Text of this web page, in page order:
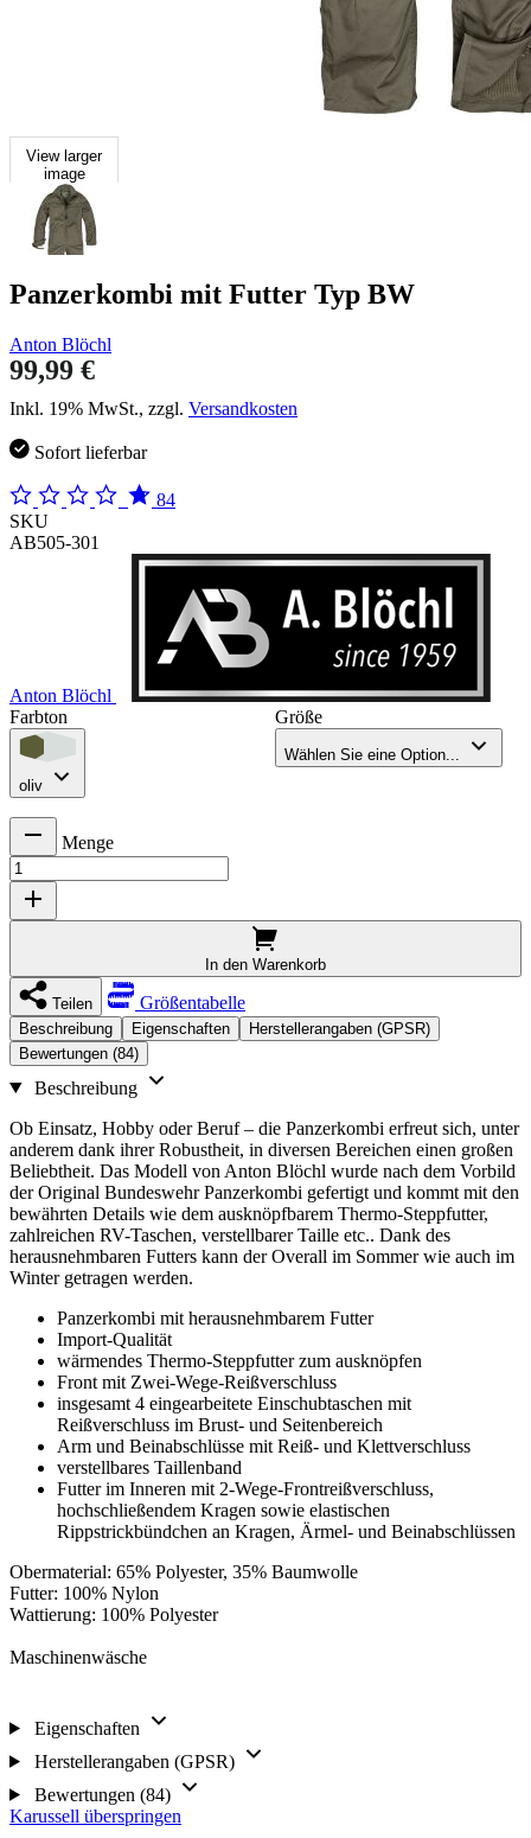
View larger
image
Panzerkombi mit Futter Typ BW
Anton Blöchl
99,99 €
Inkl. 19% MwSt., zzgl. Versandkosten
Sofort lieferbar
84
SKU
AB505-301
Anton Blöchl
Farbton
oliv
Größe
Wählen Sie eine Option...
Menge
In den Warenkorb
Teilen Größentabelle
Beschreibung Eigenschaften
Herstellerangaben (GPSR)
Bewertungen (84)
Beschreibung
Ob Einsatz, Hobby oder Beruf – die Panzerkombi erfreut sich, unter
anderem dank ihrer Robustheit, in diversen Bereichen einen großen
Beliebtheit. Das Modell von Anton Blöchl wurde nach dem Vorbild
der Original Bundeswehr Panzerkombi gefertigt und kommt mit den
bewährten Details wie dem ausknöpfbarem Thermo-Steppfutter,
zahlreichen RV-Taschen, verstellbarer Taille etc.. Dank des
herausnehmbaren Futters kann der Overall im Sommer wie auch im
Winter getragen werden.
Panzerkombi mit herausnehmbarem Futter
Import-Qualität
wärmendes Thermo-Steppfutter zum ausknöpfen
Front mit Zwei-Wege-Reißverschluss
insgesamt 4 eingearbeitete Einschubtaschen mit
Reißverschluss im Brust- und Seitenbereich
Arm und Beinabschlüsse mit Reiß- und Klettverschluss
verstellbares Taillenband
Futter im Inneren mit 2-Wege-Frontreißverschluss,
hochschließendem Kragen sowie elastischen
Rippstrickbündchen an Kragen, Ärmel- und Beinabschlüssen
Obermaterial: 65% Polyester, 35% Baumwolle
Futter: 100% Nylon
Wattierung: 100% Polyester
Maschinenwäsche
Eigenschaften
Herstellerangaben (GPSR)
Bewertungen (84)
Karussell überspringen